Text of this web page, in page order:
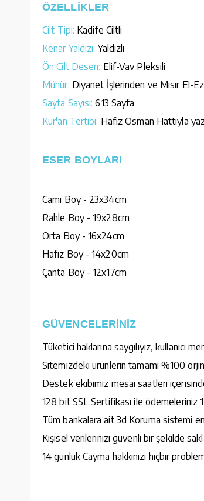
ÖZELLİKLER
Cilt Tipi: Kadife Ciltli
Kenar Yaldızı: Yaldızlı
Ön Cilt Desen: Elif-Vav Pleksili
Mühür: Diyanet İşlerinden ve Mısır El-
Sayfa Sayısı: 613 Sayfa
Kur'an Tertibi: Hafız Osman Hattıyla
ESER BOYLARI
Cami Boy - 23x34cm
Rahle Boy - 19x28cm
Orta Boy - 16x24cm
Hafız Boy - 14x20cm
Çanta Boy - 12x17cm
GÜVENCELERİNİZ
Tüketici haklarına saygılıyız, kullanıcı
Sitemizdeki ürünlerin tamamı %100
Destek ekibimiz mesai saatleri
128 bit SSL Sertifikası ile ödemeleriniz
Tüm bankalara ait 3d Koruma sistemi
Kişisel verilerinizi güvenli bir şekilde
14 günlük Cayma hakkınızı hiçbir